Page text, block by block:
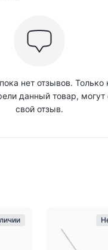
нет отзывов. Только
данный товар, могут
свой отзыв.